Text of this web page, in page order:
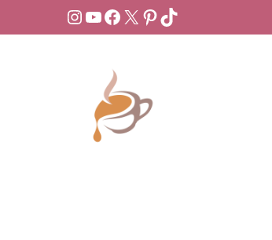
Instagram
YouTube
Facebook
X Pinterest
TikTok